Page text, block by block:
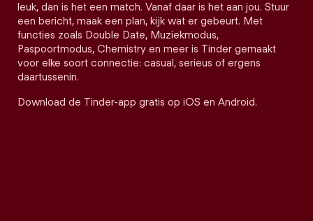
leuk, dan is het een match. Vanaf daar is het aan jou. Stuur
een bericht, maak een plan, kijk wat er gebeurt. Met
functies zoals Double Date, Muziekmodus,
Paspoortmodus, Chemistry en meer is Tinder gemaakt
voor elke soort connectie: casual, serieus of ergens
daartussenin.
Download de Tinder-app gratis op iOS en Android.